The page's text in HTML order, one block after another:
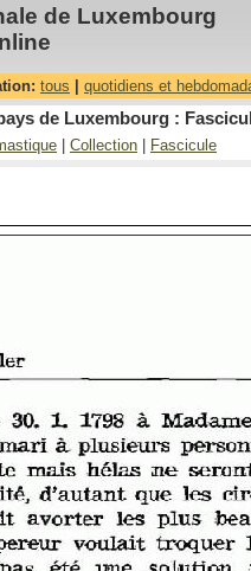
de Luxembourg
tous quotidiens et
de Luxembourg :
Collection Fascicule